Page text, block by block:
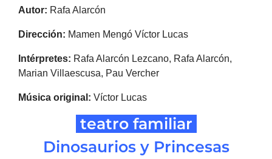
Autor: Rafa Alarcón
Dirección: Mamen Mengó Víctor Lucas
Intérpretes: Rafa Alarcón Lezcano, Rafa Alarcón,
Marian Villaescusa, Pau Vercher
Música original: Víctor Lucas
teatro familiar
Dinosaurios y Princesas